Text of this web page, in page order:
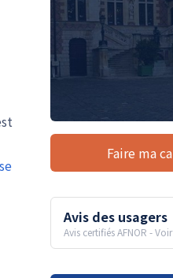
Faire ma
Avis des usagers
Avis certifiés AFNOR -